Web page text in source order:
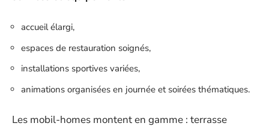
accueil élargi,
espaces de restauration soignés,
installations sportives variées,
animations organisées en journée et soirées thématiques.
Les mobil-homes montent en gamme : terrasse